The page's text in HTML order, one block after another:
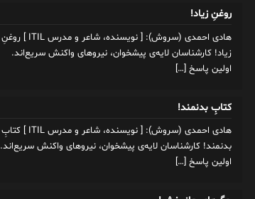
روغنِ زیاد!
هادی احمدی (سروش): [ نویسنده، شاعر و مدرس ITIL ] روغنِ
زیاد! کارشناسان لایه‌ی پیشخوان، نیروهای واکنش سریع‌اند.
اولین پاسخ […]
کتابِ بدنمند!
هادی احمدی (سروش): [ نویسنده، شاعر و مدرس ITIL ] کتابِ
بدنمند! کارشناسان لایه‌ی پیشخوان، نیروهای واکنش سریع‌اند.
اولین پاسخ […]